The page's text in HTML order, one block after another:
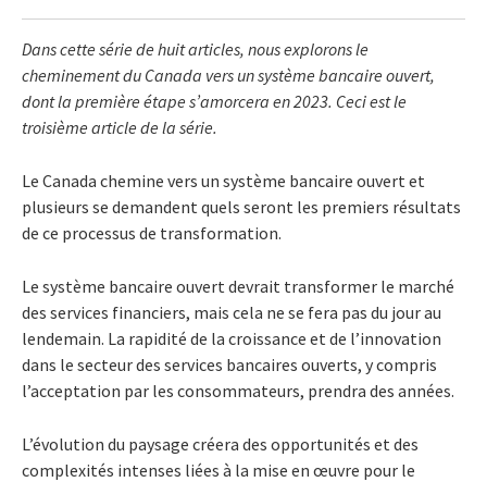
Dans cette série de huit articles, nous explorons le
cheminement du Canada vers un système bancaire ouvert,
dont la première étape s’amorcera en 2023. Ceci est le
troisième article de la série.
Le Canada chemine vers un système bancaire ouvert et
plusieurs se demandent quels seront les premiers résultats
de ce processus de transformation.
Le système bancaire ouvert devrait transformer le marché
des services financiers, mais cela ne se fera pas du jour au
lendemain. La rapidité de la croissance et de l’innovation
dans le secteur des services bancaires ouverts, y compris
l’acceptation par les consommateurs, prendra des années.
L’évolution du paysage créera des opportunités et des
complexités intenses liées à la mise en œuvre pour le